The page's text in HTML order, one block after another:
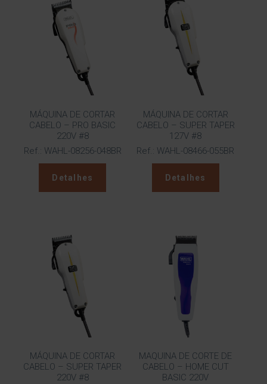
MÁQUINA DE CORTAR
CABELO – PRO BASIC
220V #8
Ref.: WAHL-08256-048BR
Detalhes
MÁQUINA DE CORTAR
CABELO – SUPER TAPER
127V #8
Ref.: WAHL-08466-055BR
Detalhes
MÁQUINA DE CORTAR
CABELO – SUPER TAPER
220V #8
MAQUINA DE CORTE DE
CABELO – HOME CUT
BASIC 220V